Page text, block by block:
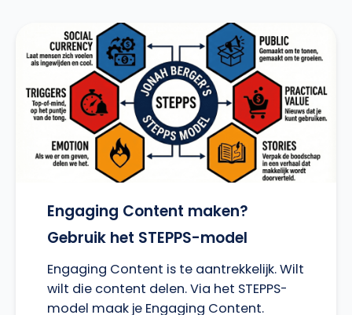
Engaging Content maken?
Gebruik het STEPPS-model
Engaging Content is te aantrekkelijk. Wilt
wilt die content delen. Via het STEPPS-
model maak je Engaging Content.